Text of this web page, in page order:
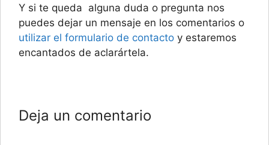
Y si te queda alguna duda o pregunta nos
puedes dejar un mensaje en los comentarios o
utilizar el formulario de contacto y estaremos
encantados de aclarártela.
Deja un comentario